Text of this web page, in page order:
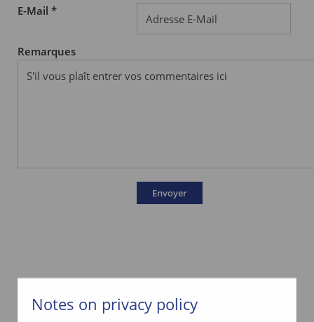
E-Mail *
Remarques
Notes on privacy policy